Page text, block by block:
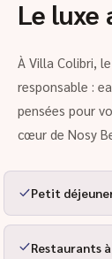
Le luxe
À Villa Colibri,
responsable :
pensées pour
cœur de Nosy
Petit
Restaurants